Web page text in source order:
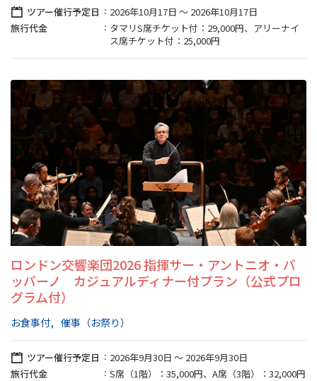
ツアー催行予定日
2026年10月17日 〜 2026年10月17日
旅行代金
タマリS席チケット付：29,000円、アリーナイ
ス席チケット付：25,000円
ロンドン交響楽団2026 指揮サー・アントニオ・パ
ッパーノ カジュアルディナー付プラン（公式プロ
グラム付）
お食事付 催事（お祭り）
ツアー催行予定日
2026年9月30日 〜 2026年9月30日
旅行代金
S席（1階）：35,000円、A席（3階）：32,000円